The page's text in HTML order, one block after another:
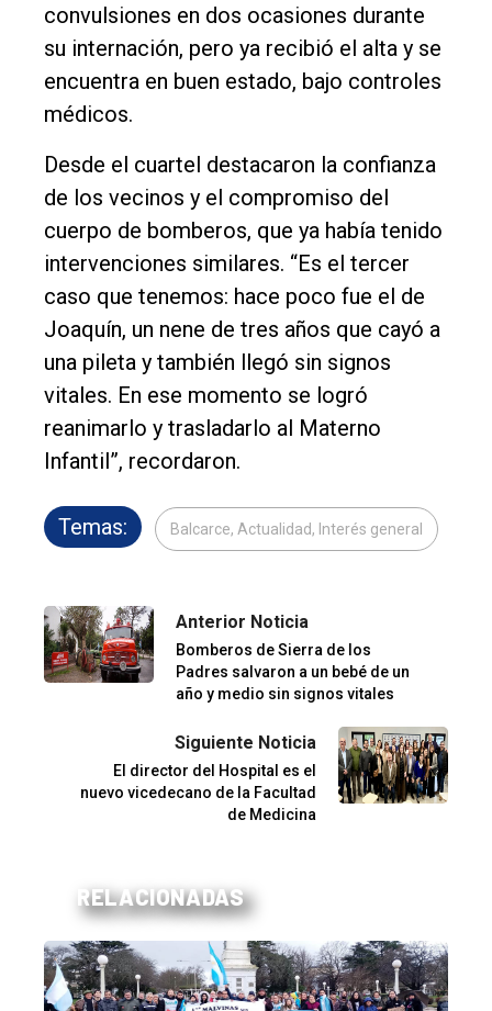
convulsiones en dos ocasiones durante
su internación, pero ya recibió el alta y se
encuentra en buen estado, bajo controles
médicos.
Desde el cuartel destacaron la confianza
de los vecinos y el compromiso del
cuerpo de bomberos, que ya había tenido
intervenciones similares. “Es el tercer
caso que tenemos: hace poco fue el de
Joaquín, un nene de tres años que cayó a
una pileta y también llegó sin signos
vitales. En ese momento se logró
reanimarlo y trasladarlo al Materno
Infantil”, recordaron.
Temas: Balcarce, Actualidad, Interés general
Anterior Noticia
Bomberos de Sierra de los
Padres salvaron a un bebé de un
año y medio sin signos vitales
Siguiente Noticia
El director del Hospital es el
nuevo vicedecano de la Facultad
de Medicina
RELACIONADAS